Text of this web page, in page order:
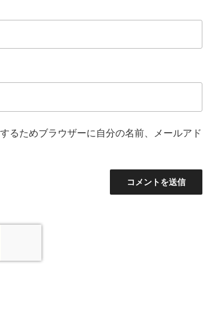
るためブラウザーに自分の名前、メールアド